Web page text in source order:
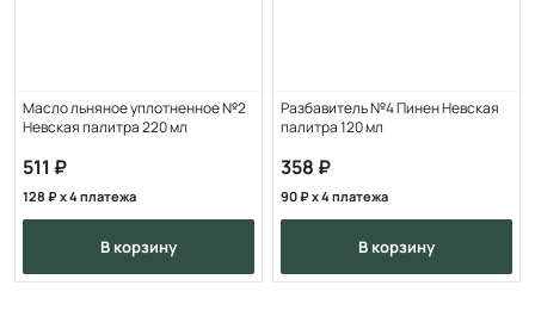
Масло льняное уплотненное №2
Невская палитра 220 мл
511
128 x 4 платежа
в корзину
Разбавитель №4 Пинен Невская
палитра 120 мл
358
90 x 4 платежа
в корзину